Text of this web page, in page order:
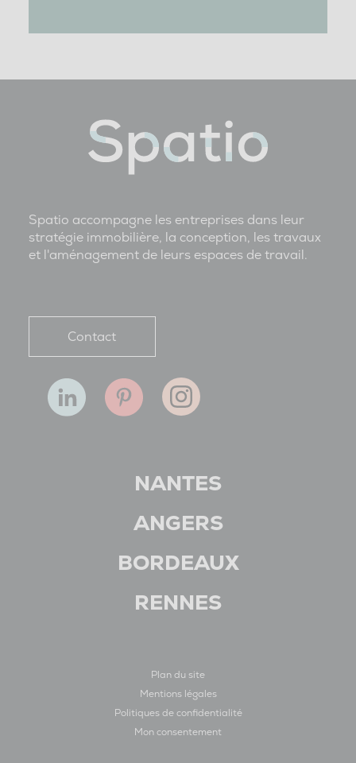
Spatio accompagne les entreprises dans leur
stratégie immobilière, la conception, les travaux
et l'aménagement de leurs espaces de travail.
Contact
NANTES
ANGERS
BORDEAUX
RENNES
Plan du site
Mentions légales
Politiques de confidentialité
Mon consentement